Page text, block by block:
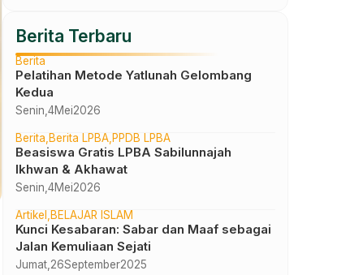
Berita Terbaru
Berita
Pelatihan Metode Yatlunah Gelombang
Kedua
Senin, 4Mei2026
Berita Berita LPBA PPDB LPBA
Beasiswa Gratis LPBA Sabilunnajah
Ikhwan & Akhawat
Senin, 4Mei2026
Artikel BELAJAR ISLAM
Kunci Kesabaran: Sabar dan Maaf sebagai
Jalan Kemuliaan Sejati
Jumat, 26September2025